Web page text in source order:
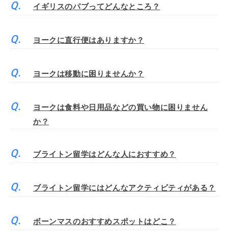
イギリスのパブってどんなところ？
ヨークに直行便はありますか？
ヨークは移動に困りませんか？
ヨークは食料や日用品などの買い物に困りません
か？
ブライトン留学はどんな人におすすめ？
ブライトン留学にはどんなアクティビティがある？
ボーンマスのおすすめスポットはどこ？